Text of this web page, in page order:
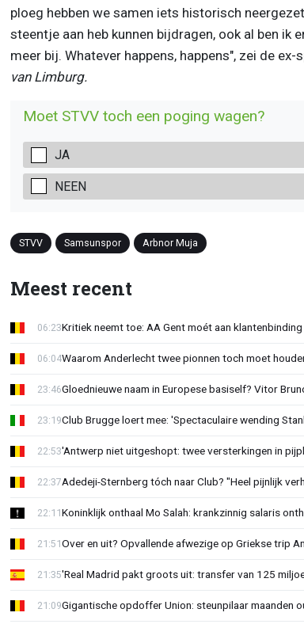
ploeg hebben we samen iets historisch
steentje aan heb kunnen bijdragen, ook al ben ik
meer bij. Whatever happens, happens", zei de
van Limburg.
Moet STVV toch een poging wagen?
JA
NEEN
STVV Samsunspor Arbnor Muja
Meest recent
Kritiek neemt toe: AA Gent moét aan
06:23
Waarom Anderlecht twee pionnen toch moet
06:04
Gloednieuwe naam in Europese basiself? Vitor
23:46
Club Brugge loert mee: 'Spectaculaire wending
23:19
'Antwerp niet uitgeshopt: twee versterkingen in
22:53
Adedeji-Sternberg tóch naar Club? "Heel pijnlijk
22:37
Koninklijk onthaal Mo Salah: krankzinnig salaris
22:11
Over en uit? Opvallende afwezige op Griekse trip
21:51
'Real Madrid pakt groots uit: transfer van 125
21:35
Gigantische opdoffer Union: steunpilaar maanden
21:09